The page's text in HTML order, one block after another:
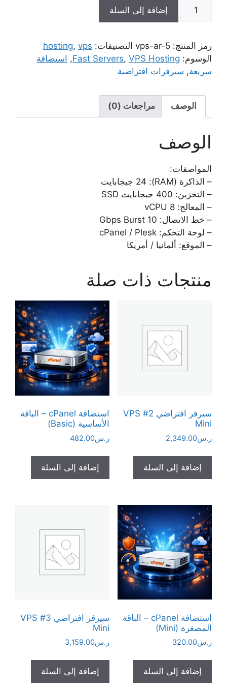
سيرفر
VPS
400
Plan
إضافة إلى السلة
رمز المنتج: vps-ar-5 التصنيفات: hosting, vps
الوسوم:
Fast Servers, VPS Hosting
, استضافة
سريعة, سيرفرات افتراضية
الوصف مراجعات (0)
الوصف
المواصفات:
– الذاكرة (RAM): 24 جيجابايت
– التخزين: 400 جيجابايت SSD
– المعالج: 8 vCPU
– خط الاتصال: 10 Gbps Burst
– لوحة التحكم: cPanel / Plesk
– الموقع: ألمانيا / أمريكا
منتجات ذات صلة
سيرفر افتراضي VPS #2
Mini
ر.س2,349.00
إضافة إلى السلة
استضافة cPanel – الباقة
الأساسية (Basic)
ر.س482.00
إضافة إلى السلة
استضافة cPanel – الباقة
المصغرة (Mini)
ر.س320.00
إضافة إلى السلة
سيرفر افتراضي VPS #3
Mini
ر.س3,159.00
إضافة إلى السلة